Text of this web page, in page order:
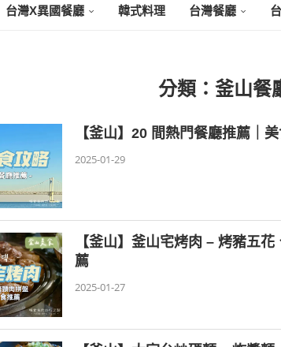
台灣X異國餐廳 韓式料理 台灣餐廳
分類： 釜山餐
【釜山】20 間熱門餐廳推薦｜
2025-01-29
【釜山】釜山宅烤肉 – 烤豬五
薦
2025-01-27